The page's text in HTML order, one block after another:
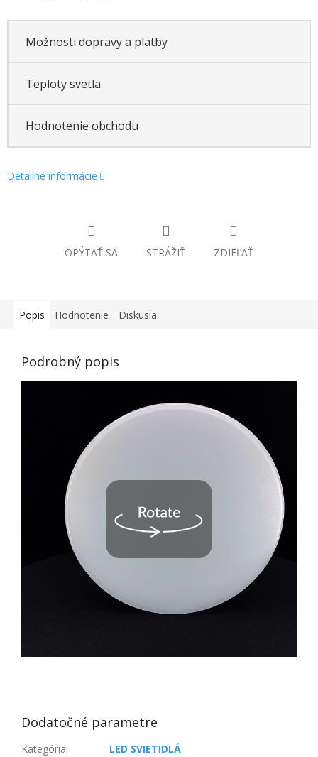
Možnosti dopravy a platby
Teploty svetla
Hodnotenie obchodu
Detailné informácie
OPÝTAŤ SA STRÁŽIŤ ZDIEĽAŤ
Popis Hodnotenie Diskusia
Podrobný popis
Dodatočné parametre
Kategória:
LED SVIETIDLÁ